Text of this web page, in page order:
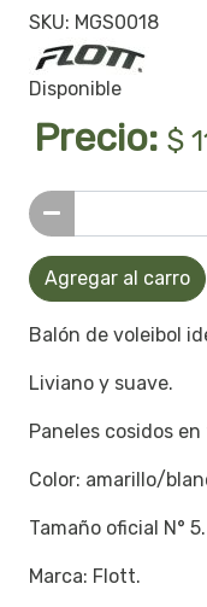
SKU: MGS0018
Disponible
Precio: $
Agregar al carro
Balón de voleibol
Liviano y suave.
Paneles cosidos
Color: amarillo/
Tamaño oficial N° 5.
Marca: Flott.